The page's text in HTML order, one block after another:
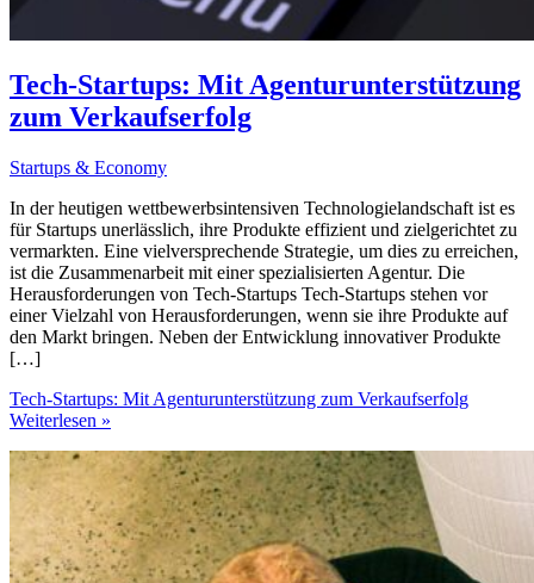
Tech-Startups: Mit Agenturunterstützung
zum Verkaufserfolg
Startups & Economy
In der heutigen wettbewerbsintensiven Technologielandschaft ist es
für Startups unerlässlich, ihre Produkte effizient und zielgerichtet zu
vermarkten. Eine vielversprechende Strategie, um dies zu erreichen,
ist die Zusammenarbeit mit einer spezialisierten Agentur. Die
Herausforderungen von Tech-Startups Tech-Startups stehen vor
einer Vielzahl von Herausforderungen, wenn sie ihre Produkte auf
den Markt bringen. Neben der Entwicklung innovativer Produkte
[…]
Tech-Startups: Mit Agenturunterstützung zum Verkaufserfolg
Weiterlesen »